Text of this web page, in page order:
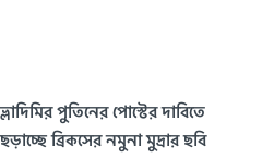
ভ্লাদিমির পুতিনের পোস্টের দাবিতে
ছড়াচ্ছে ব্রিকসের নমুনা মুদ্রার ছবি